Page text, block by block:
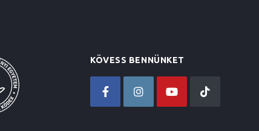
KÖVESS BENNÜNKET